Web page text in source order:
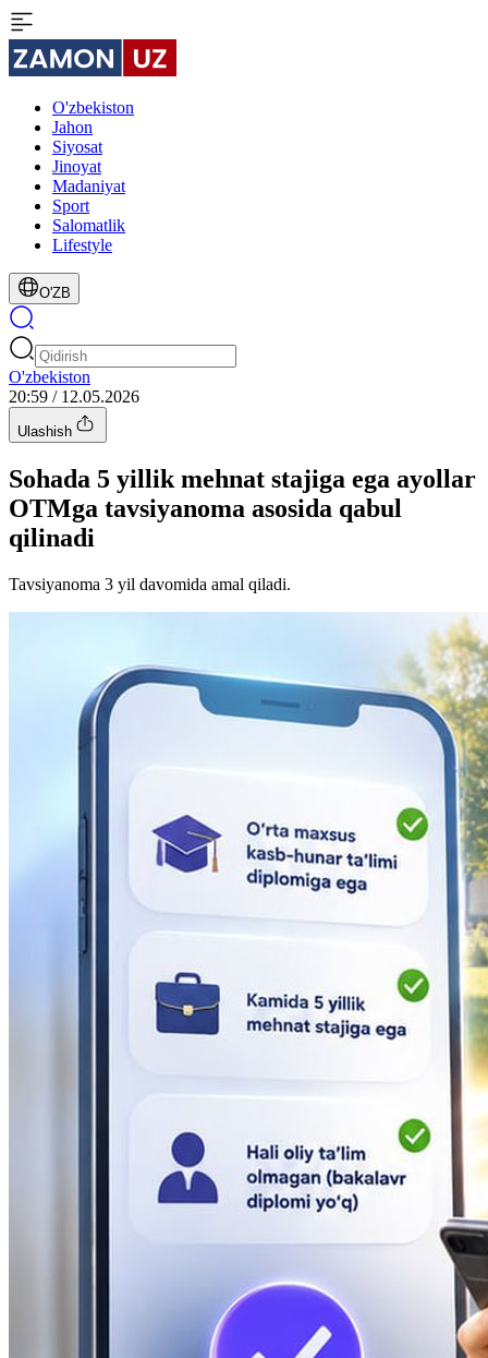
O'zbekiston
Jahon
Siyosat
Jinoyat
Madaniyat
Sport
Salomatlik
Lifestyle
O'ZB
O'zbekiston
20:59 / 12.05.2026
Ulashish
Sohada 5 yillik mehnat stajiga ega ayollar
OTMga tavsiyanoma asosida qabul
qilinadi
Tavsiyanoma 3 yil davomida amal qiladi.